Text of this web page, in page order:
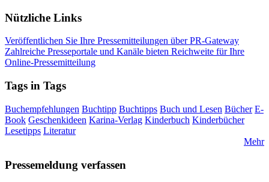
Nützliche Links
Veröffentlichen Sie Ihre Pressemitteilungen über PR-Gateway
Zahlreiche Presseportale und Kanäle bieten Reichweite für Ihre
Online-Pressemitteilung
Tags in Tags
Buchempfehlungen Buchtipp Buchtipps Buch und Lesen Bücher E-
Book Geschenkideen Karina-Verlag Kinderbuch Kinderbücher
Lesetipps Literatur
Mehr
Pressemeldung verfassen